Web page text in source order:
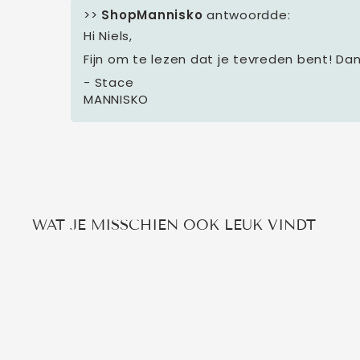
>> ShopMannisko antwoordde:
Hi Niels,
Fijn om te lezen dat je tevreden bent!
- Stace
MANNISKO
WAT JE MISSCHIEN OOK LEUK VINDT